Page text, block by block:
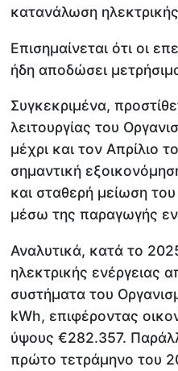
κατανάλωση
Επισημαίνεται ότι οι
ήδη αποδώσει
Συγκεκριμένα,
λειτουργίας του
μέχρι και τον Απρίλιο
σημαντική
και σταθερή μείωση
μέσω της παραγωγής
Αναλυτικά, κατά το
ηλεκτρικής ενέργειας
συστήματα του
kWh, επιφέροντας
ύψους €282.357.
πρώτο τετράμηνο του